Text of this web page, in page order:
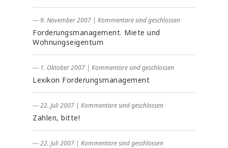
― 9. November 2007 | Kommentare sind geschlossen
Forderungsmanagement. Miete und
Wohnungseigentum
― 1. Oktober 2007 | Kommentare sind geschlossen
Lexikon Forderungsmanagement
― 22. Juli 2007 | Kommentare sind geschlossen
Zahlen, bitte!
― 22. Juli 2007 | Kommentare sind geschlossen